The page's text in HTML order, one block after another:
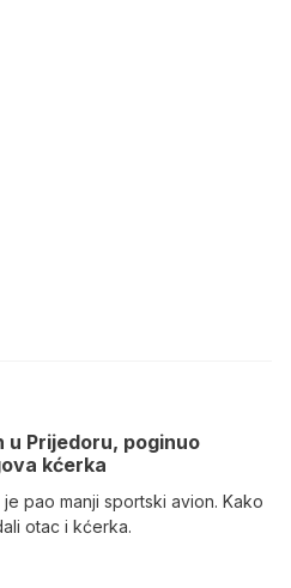
u Prijedoru, poginuo
kćerka
pao manji sportski avion. Kako
otac i kćerka.